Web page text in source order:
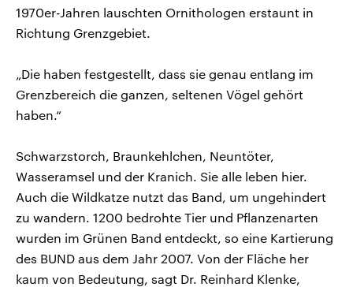
1970er-Jahren lauschten Ornithologen erstaunt in
Richtung Grenzgebiet.
„Die haben festgestellt, dass sie genau entlang im
Grenzbereich die ganzen, seltenen Vögel gehört
haben.“
Schwarzstorch, Braunkehlchen, Neuntöter,
Wasseramsel und der Kranich. Sie alle leben hier.
Auch die Wildkatze nutzt das Band, um ungehindert
zu wandern. 1200 bedrohte Tier und Pflanzenarten
wurden im Grünen Band entdeckt, so eine Kartierung
des BUND aus dem Jahr 2007. Von der Fläche her
kaum von Bedeutung, sagt Dr. Reinhard Klenke,